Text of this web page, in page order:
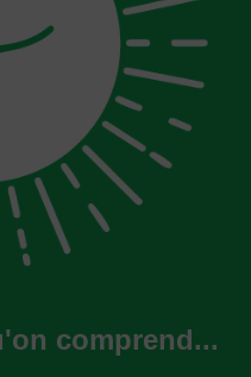
comprend...